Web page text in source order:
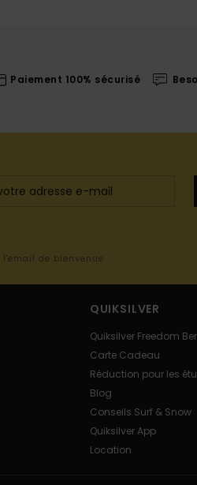
Paiement 100% sécurisé
de bienvenue
QUIKSILVER
Quiksilver Freedom
Carte Cadeau
Réduction pour les
Blog
Conseils Surf & Snow
Quiksilver App
Location